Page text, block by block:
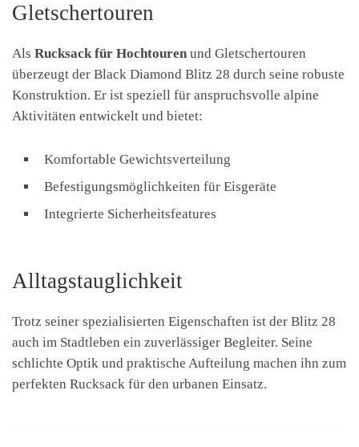
Gletschertouren
Als Rucksack für Hochtouren und Gletschertouren
überzeugt der Black Diamond Blitz 28 durch seine robuste
Konstruktion. Er ist speziell für anspruchsvolle alpine
Aktivitäten entwickelt und bietet:
Komfortable Gewichtsverteilung
Befestigungsmöglichkeiten für Eisgeräte
Integrierte Sicherheitsfeatures
Alltagstauglichkeit
Trotz seiner spezialisierten Eigenschaften ist der Blitz 28
auch im Stadtleben ein zuverlässiger Begleiter. Seine
schlichte Optik und praktische Aufteilung machen ihn zum
perfekten Rucksack für den urbanen Einsatz.